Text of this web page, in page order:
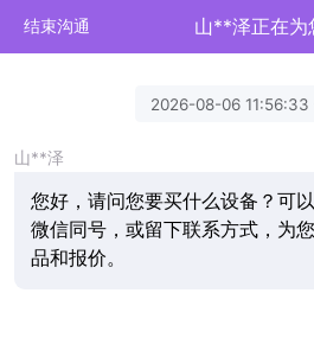
结束沟通 山**泽正在为
2026-08-06 11:56:33
山**泽
您好，请问您要买什么设备？可
微信同号，或留下联系方式，为
品和报价。